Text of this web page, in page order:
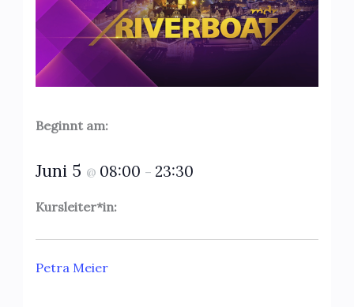
Beginnt am:
Juni 5 @ 08:00 – 23:30
Kursleiter*in:
Petra Meier